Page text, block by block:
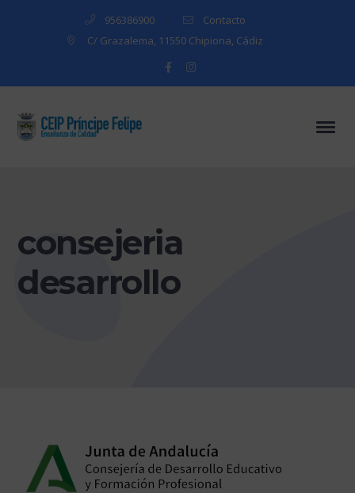
956386900
Contacto
C/ Grazalema, 11550 Chipiona, Cádiz
Facebook
Profile
Instagram
Profile
consejeria
desarrollo